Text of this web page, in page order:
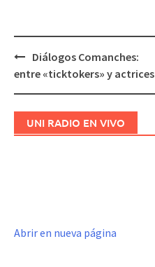
Navegación
Diálogos Comanches:
entre «ticktokers» y actrices
UNI RADIO EN VIVO
Abrir en nueva página